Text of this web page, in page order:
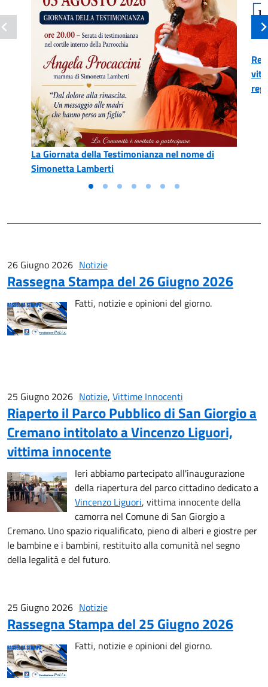
La Giornata della Testimonianza nel nome di
Simonetta Lamberti
26 Giugno 2026 Notizie
Rassegna Stampa del 26 Giugno 2026
Fatti, notizie e opinioni del giorno.
25 Giugno 2026 Notizie, Vittime Innocenti
Riaperto il Parco Pubblico di San Giorgio a
Cremano intitolato a Vincenzo Liguori,
vittima innocente
Ieri abbiamo partecipato all'inaugurazione
della riapertura del parco cittadino dedicato a
Vincenzo Liguori, vittima innocente della
camorra nel Comune di San Giorgio a
Cremano. Uno spazio riqualificato, pieno di alberi e giostre per
le bambine e i bambini, restituito alla comunità nel segno
della legalità e del futuro.
25 Giugno 2026 Notizie
Rassegna Stampa del 25 Giugno 2026
Fatti, notizie e opinioni del giorno.